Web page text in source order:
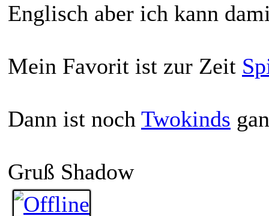
Englisch aber ich kann
Mein Favorit ist zur Zeit
Dann ist noch Twokinds
Gruß Shadow